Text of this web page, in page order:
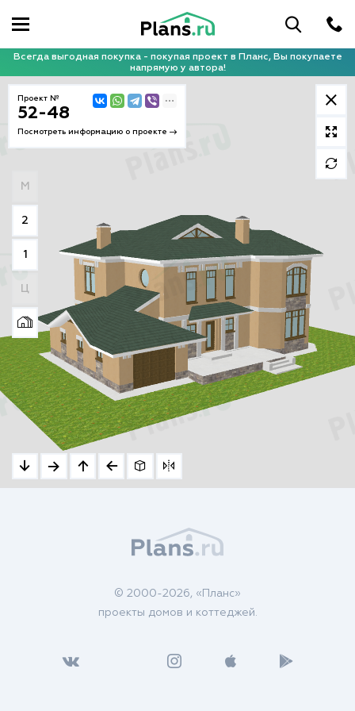
Всегда выгодная покупка - покупая проект в Планс, Вы покупаете
напрямую у автора!
Проект №
52-48
Посмотреть информацию о проекте
М
2
1
© 2000-2026, «Планс»
проекты домов и коттеджей.